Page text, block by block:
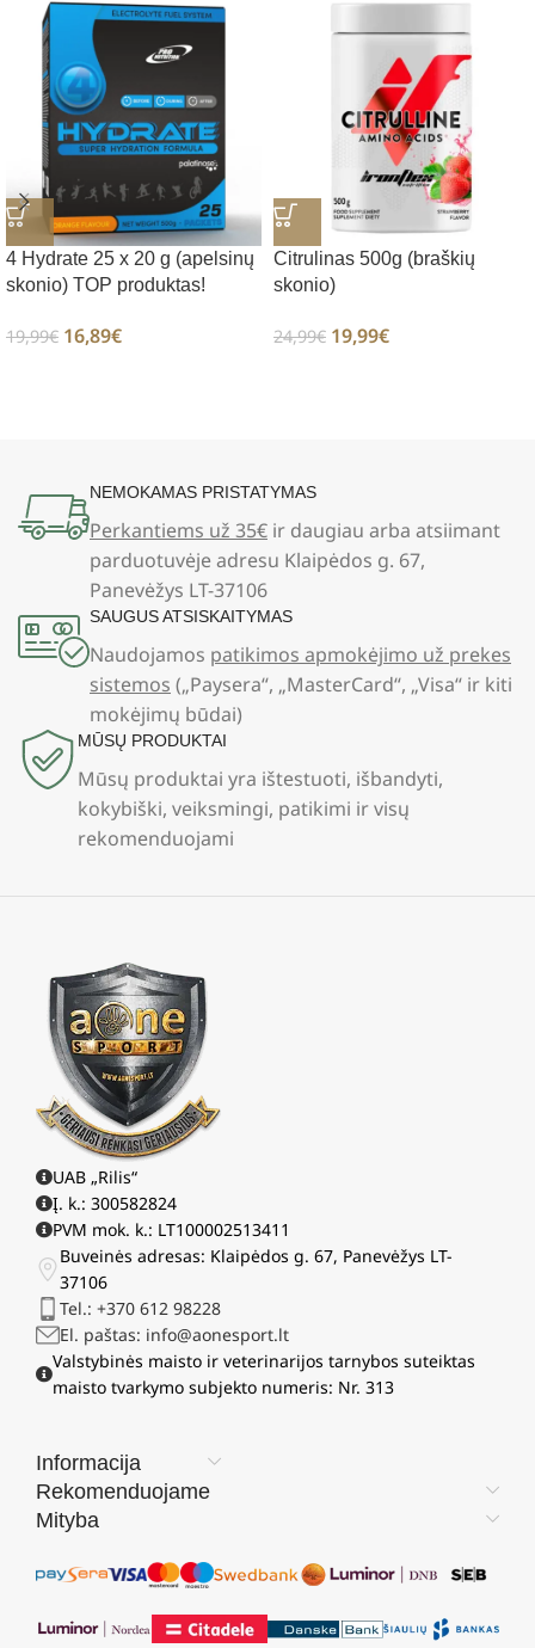
4 Hydrate 25 x 20 g (apelsinų
skonio) TOP produktas!
19,99€ 16,89€
Citrulinas 500g (braškių
skonio)
24,99€ 19,99€
NEMOKAMAS PRISTATYMAS
Perkantiems už 35€ ir daugiau arba atsiimant
parduotuvėje adresu Klaipėdos g. 67,
Panevėžys LT-37106
SAUGUS ATSISKAITYMAS
Naudojamos patikimos apmokėjimo už prekes
sistemos („Paysera“, „MasterCard“, „Visa“ ir kiti
mokėjimų būdai)
MŪSŲ PRODUKTAI
Mūsų produktai yra ištestuoti, išbandyti,
kokybiški, veiksmingi, patikimi ir visų
rekomenduojami
UAB „Rilis“
Į. k.: 300582824
PVM mok. k.: LT100002513411
Buveinės adresas: Klaipėdos g. 67, Panevėžys LT-
37106
Tel.: +370 612 98228
El. paštas: info@aonesport.lt
Valstybinės maisto ir veterinarijos tarnybos suteiktas
maisto tvarkymo subjekto numeris: Nr. 313
Informacija
Rekomenduojame
Mityba